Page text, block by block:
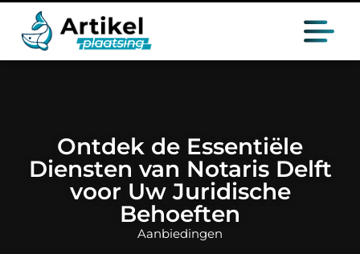
Ontdek de Essentiële
Diensten van Notaris Delft
voor Uw Juridische
Behoeften
Aanbiedingen